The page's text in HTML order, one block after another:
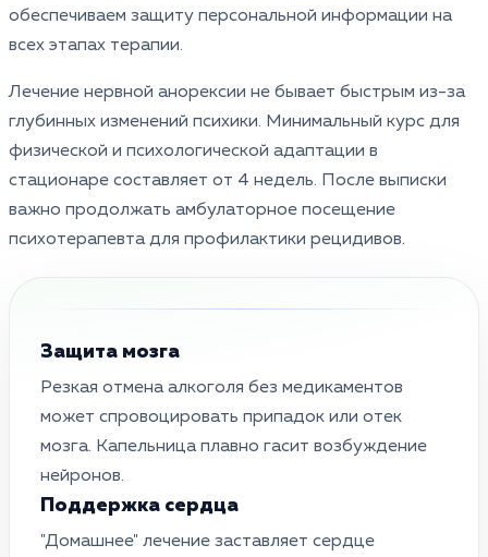
обеспечиваем защиту персональной информации на
всех этапах терапии.
Лечение нервной анорексии не бывает быстрым из-за
глубинных изменений психики. Минимальный курс для
физической и психологической адаптации в
стационаре составляет от 4 недель. После выписки
важно продолжать амбулаторное посещение
психотерапевта для профилактики рецидивов.
Защита мозга
Резкая отмена алкоголя без медикаментов
может спровоцировать припадок или отек
мозга. Капельница плавно гасит возбуждение
нейронов.
Поддержка сердца
"Домашнее" лечение заставляет сердце